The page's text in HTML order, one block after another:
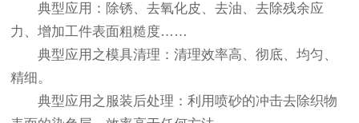
典型应用：除锈、去氧化皮、去油、去除残余应
力、增加工件表面粗糙度……
典型应用之模具清理：清理效率高、彻底、均匀、
精细。
典型应用之服装后处理：利用喷砂的冲击去除织物